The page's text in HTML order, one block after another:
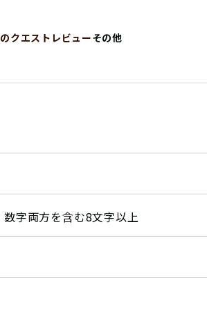
クエストレビューその他
字両方を含む8文字以上